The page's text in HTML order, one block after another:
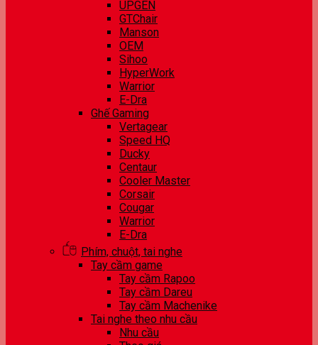
UPGEN
GTChair
Manson
OEM
Sihoo
HyperWork
Warrior
E-Dra
Ghế Gaming
Vertagear
Speed HQ
Ducky
Centaur
Cooler Master
Corsair
Cougar
Warrior
E-Dra
Phím, chuột, tai nghe
Tay cầm game
Tay cầm Rapoo
Tay cầm Dareu
Tay cầm Machenike
Tai nghe theo nhu cầu
Nhu cầu